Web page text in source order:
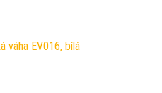
váha EV016, bílá